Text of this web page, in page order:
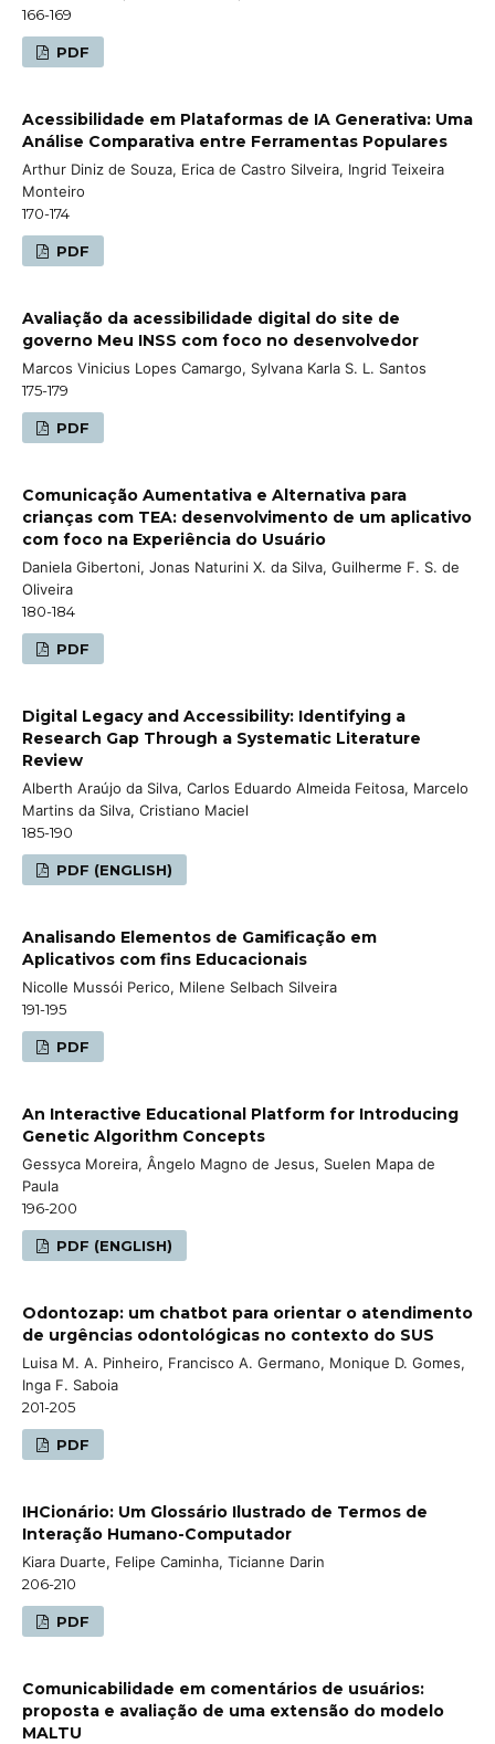
166-169
PDF
Acessibilidade em Plataformas de IA Generativa: Uma
Análise Comparativa entre Ferramentas Populares
Arthur Diniz de Souza, Erica de Castro Silveira, Ingrid Teixeira
Monteiro
170-174
PDF
Avaliação da acessibilidade digital do site de
governo Meu INSS com foco no desenvolvedor
Marcos Vinicius Lopes Camargo, Sylvana Karla S. L. Santos
175-179
PDF
Comunicação Aumentativa e Alternativa para
crianças com TEA: desenvolvimento de um aplicativo
com foco na Experiência do Usuário
Daniela Gibertoni, Jonas Naturini X. da Silva, Guilherme F. S. de
Oliveira
180-184
PDF
Digital Legacy and Accessibility: Identifying a
Research Gap Through a Systematic Literature
Review
Alberth Araújo da Silva, Carlos Eduardo Almeida Feitosa, Marcelo
Martins da Silva, Cristiano Maciel
185-190
PDF (ENGLISH)
Analisando Elementos de Gamificação em
Aplicativos com fins Educacionais
Nicolle Mussói Perico, Milene Selbach Silveira
191-195
PDF
An Interactive Educational Platform for Introducing
Genetic Algorithm Concepts
Gessyca Moreira, Ângelo Magno de Jesus, Suelen Mapa de
Paula
196-200
PDF (ENGLISH)
Odontozap: um chatbot para orientar o atendimento
de urgências odontológicas no contexto do SUS
Luisa M. A. Pinheiro, Francisco A. Germano, Monique D. Gomes,
Inga F. Saboia
201-205
PDF
IHCionário: Um Glossário Ilustrado de Termos de
Interação Humano-Computador
Kiara Duarte, Felipe Caminha, Ticianne Darin
206-210
PDF
Comunicabilidade em comentários de usuários:
proposta e avaliação de uma extensão do modelo
MALTU